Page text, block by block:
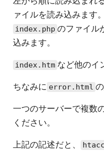
ァイルを読み込みます。
index.php のファイル
込みます。
index.htm など他のイ
ちなみに error.html
一つのサーバーで複数
ください。
上記の記述だと、